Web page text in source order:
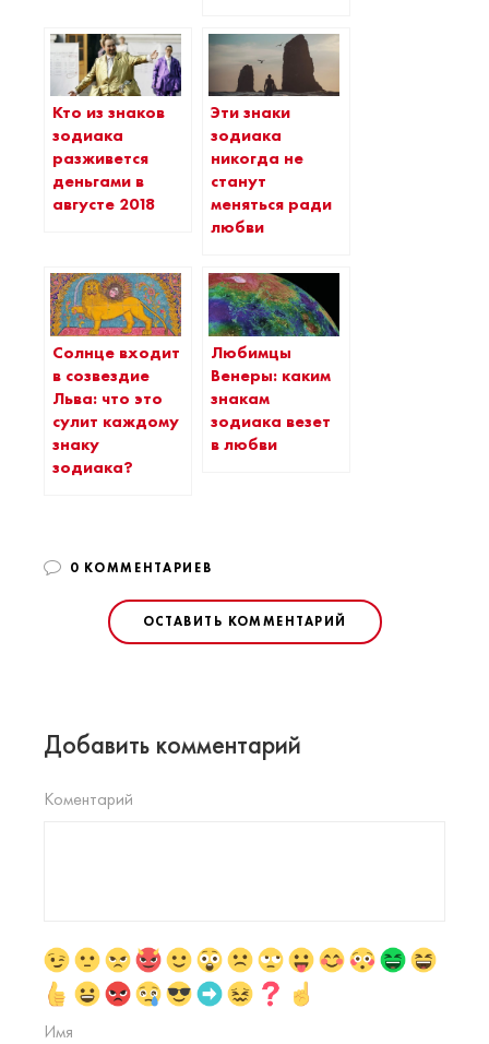
Кто из знаков
зодиака
разживется
деньгами в
августе 2018
Эти знаки
зодиака
никогда не
станут
меняться ради
любви
Солнце входит
в созвездие
Льва: что это
сулит каждому
знаку
зодиака?
Любимцы
Венеры: каким
знакам
зодиака везет
в любви
0 КОММЕНТАРИЕВ
ОСТАВИТЬ КОММЕНТАРИЙ
Добавить комментарий
Коментарий
Имя